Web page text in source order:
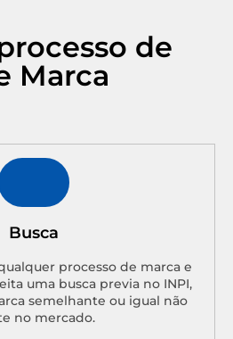
de
Marca
Busca
processo de marca e
uma busca previa no INPI,
semelhante ou igual não
no mercado.